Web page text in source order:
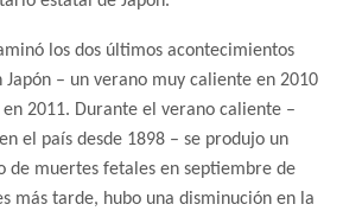
los dos últimos acontecimientos
– un verano muy caliente en 2010
2011. Durante el verano caliente –
el país desde 1898 – se produjo un
de muertes fetales en septiembre de
más tarde, hubo una disminución en la